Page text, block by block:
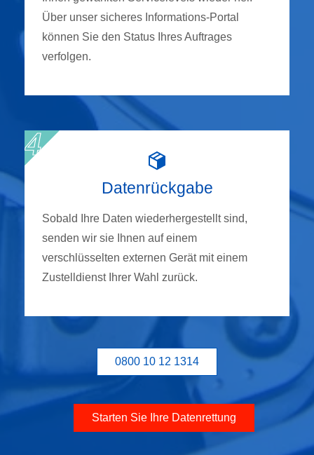
Über unser sicheres Informations-Portal
können Sie den Status Ihres Auftrages
verfolgen.
Datenrückgabe
Sobald Ihre Daten wiederhergestellt sind,
senden wir sie Ihnen auf einem
verschlüsselten externen Gerät mit einem
Zustelldienst Ihrer Wahl zurück.
0800 10 12 1314
Starten Sie Ihre Datenrettung